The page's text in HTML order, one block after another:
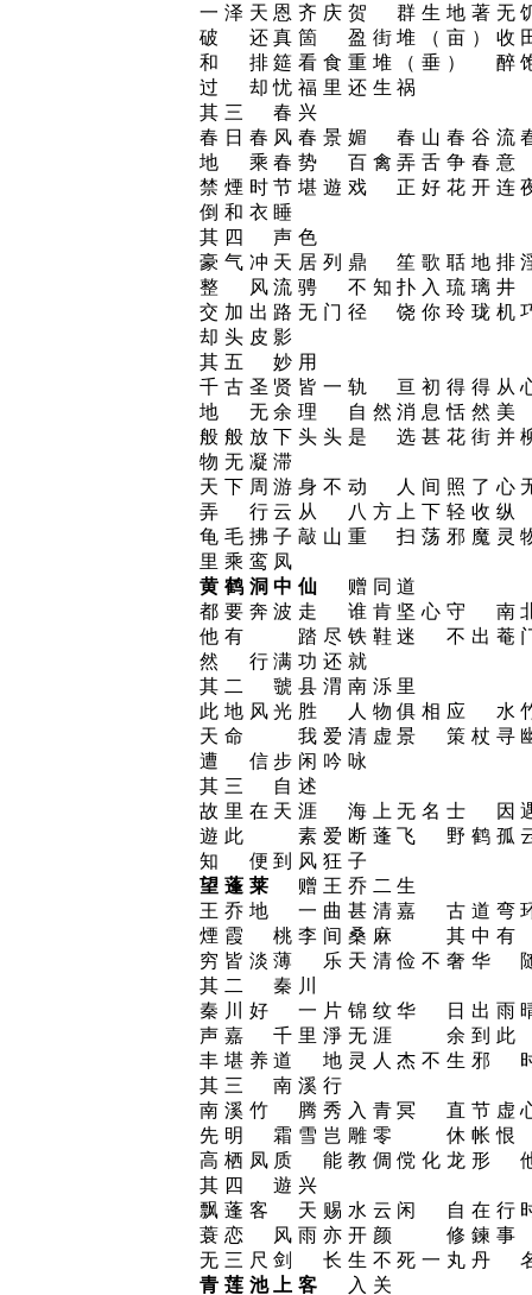
一泽天恩齐庆贺 群生地著
破 还真箇 盈街堆（亩）
和 排筵看食重堆（垂） 醉
过 却忧福里还生祸
其三 春兴
春日春风春景媚 春山春谷
地 乘春势 百禽弄舌争春
禁煙时节堪遊戏 正好花开
倒和衣睡
其四 声色
豪气冲天居列鼎 笙歌聒地
整 风流骋 不知扑入琉璃
交加出路无门径 饶你玲珑
却头皮影
其五 妙用
千古圣贤皆一轨 亘初得得
地 无余理 自然消息恬然
般般放下头头是 选甚花街
物无凝滞
天下周游身不动 人间照了
弄 行云从 八方上下轻收
龟毛拂子敲山重 扫荡邪魔
里乘鸾凤
黄鹤洞中仙
赠同道
都要奔波走 谁肯坚心守 南
他有 踏尽铁鞋迷 不出菴
然 行满功还就
其二 虢县渭南泺里
此地风光胜 人物俱相应 水
天命 我爱清虚景 策杖寻
遭 信步闲吟咏
其三 自述
故里在天涯 海上无名士 因
遊此 素爱断蓬飞 野鹤孤
知 便到风狂子
望蓬莱
赠王乔二生
王乔地 一曲甚清嘉 古道弯
煙霞 桃李间桑麻 其中有
穷皆淡薄 乐天清俭不奢华
其二 秦川
秦川好 一片锦纹华 日出雨
声嘉 千里淨无涯 余到此
丰堪养道 地灵人杰不生邪
其三 南溪行
南溪竹 腾秀入青冥 直节虚
先明 霜雪岂雕零 休帐恨
高栖凤质 能教倜傥化龙形
其四 遊兴
飘蓬客 天赐水云闲 自在行
蓑恋 风雨亦开颜 修鍊事
无三尺剑 长生不死一丸丹
青莲池上客
入关